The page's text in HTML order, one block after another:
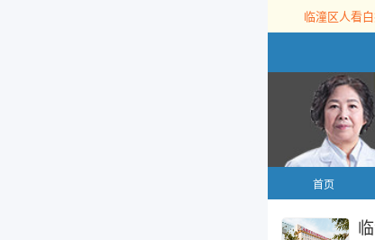
临潼区人看
首页